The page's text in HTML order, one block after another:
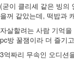
(굳이 클리셰 같은 빙의
을꺼 같았는데, 떡밥과
자살할려는 사람 기억
pc방 꿀잼이라 더 즐기
3억짜리 무속인 오디션